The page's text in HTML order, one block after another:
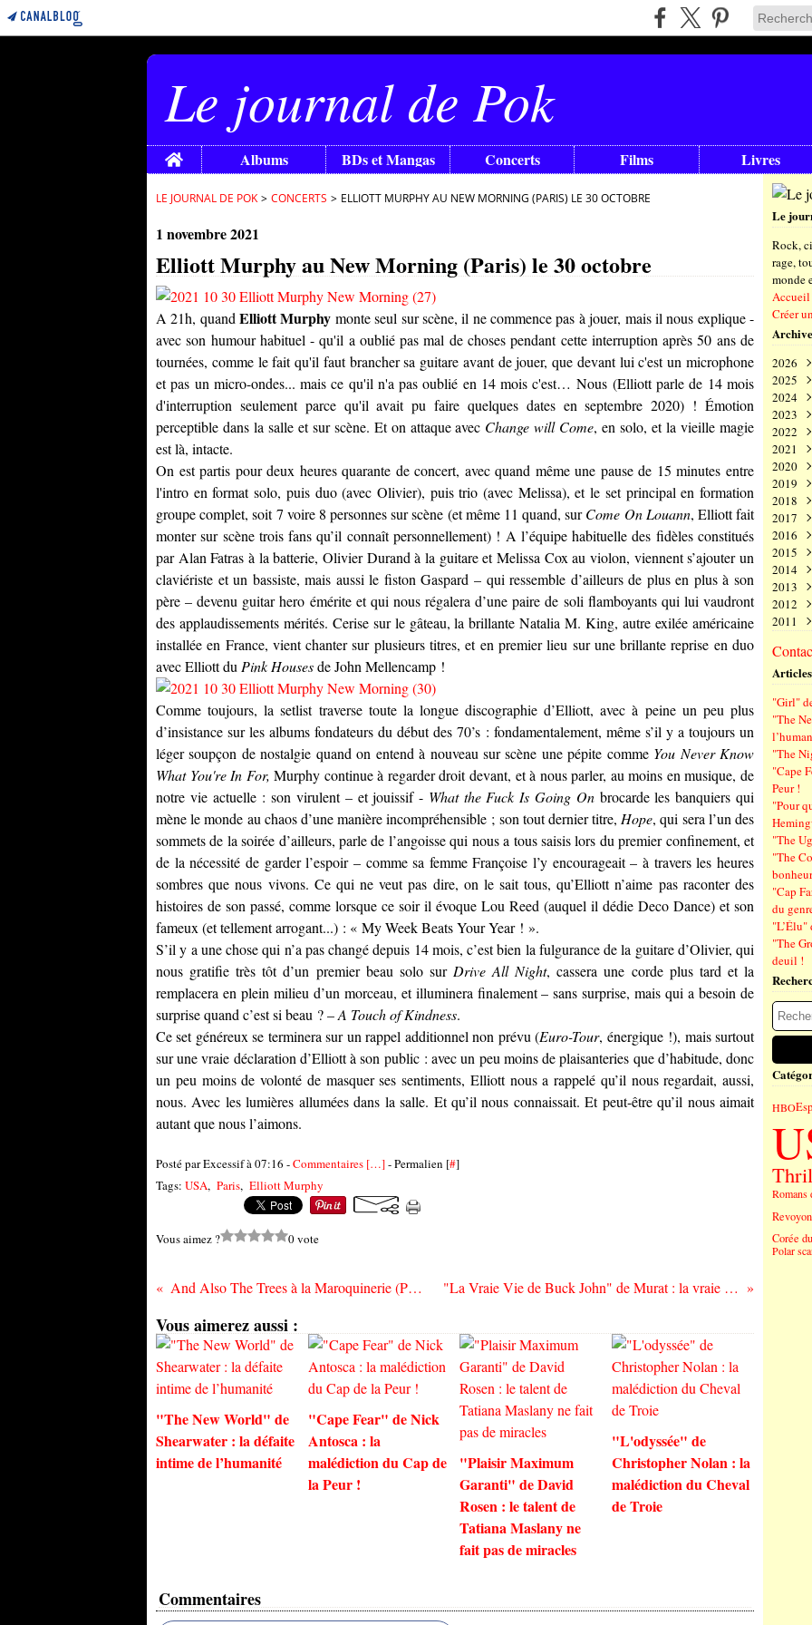
Le journal de Pok
Home Albums BDs et Mangas Concerts Films Livres
LE JOURNAL DE POK > CONCERTS > ELLIOTT MURPHY AU NEW MORNING (PARIS) LE 30 OCTOBRE
1 novembre 2021
Elliott Murphy au New Morning (Paris) le 30 octobre
A 21h, quandElliott Murphy monte seul sur scène, il ne commence pas à jouer, mais il nous explique -
avec son humour habituel - qu'il a oublié pas mal de choses pendant cette interruption après 50 ans de
tournées, comme le fait qu'il faut brancher sa guitare avant de jouer, que devant lui c'est un microphone
et pas un micro-ondes... mais ce qu'il n'a pas oublié en 14 mois c'est… Nous (Elliott parle de 14 mois
d'interruption seulement parce qu'il avait pu faire quelques dates en septembre 2020) ! Émotion
perceptible dans la salle et sur scène. Et on attaque avec Change will Come, en solo, et la vieille magie
est là, intacte.
On est partis pour deux heures quarante de concert, avec quand même une pause de 15 minutes entre
l'intro en format solo, puis duo (avec Olivier), puis trio (avec Melissa), et le set principal en formation
groupe complet, soit 7 voire 8 personnes sur scène (et même 11 quand, surCome On Louann, Elliott fait
monter sur scène trois fans qu’il connaît personnellement) ! A l’équipe habituelle des fidèles constitués
par Alan Fatras à la batterie, Olivier Durand à la guitare et Melissa Cox au violon, viennent s’ajouter un
claviériste et un bassiste, mais aussi le fiston Gaspard – qui ressemble d’ailleurs de plus en plus à son
père – devenu guitar hero émérite et qui nous régalera d’une paire de soli flamboyants qui lui vaudront
des applaudissements mérités. Cerise sur le gâteau, la brillante Natalia M. King, autre exilée américaine
installée en France, vient chanter sur plusieurs titres, et en premier lieu sur une brillante reprise en duo
avec Elliott du Pink Housesde John Mellencamp !
Comme toujours, la setlist traverse toute la longue discographie d’Elliott, avec à peine un peu plus
d’insistance sur les albums fondateurs du début des 70’s : fondamentalement, même s’il y a toujours un
léger soupçon de nostalgie quand on entend à nouveau sur scène une pépite comme You Never Know
What You're In For,Murphy continue à regarder droit devant, et à nous parler, au moins en musique, de
notre vie actuelle : son virulent – et jouissif - What the Fuck Is Going Onbrocarde les banquiers qui
mène le monde au chaos d’une manière incompréhensible ; son tout dernier titre, Hope, qui sera l’un des
sommets de la soirée d’ailleurs, parle de l’angoisse qui nous a tous saisis lors du premier confinement, et
de la nécessité de garder l’espoir – comme sa femme Françoise l’y encourageait – à travers les heures
sombres que nous vivons. Ce qui ne veut pas dire, on le sait tous, qu’Elliott n’aime pas raconter des
histoires de son passé, comme lorsque ce soir il évoque Lou Reed (auquel il dédie Deco Dance) et son
fameux (et tellement arrogant...) : « My Week Beats Your Year ! ».
S’il y a une chose qui n’a pas changé depuis 14 mois, c’est bien la fulgurance de la guitare d’Olivier, qui
nous gratifie très tôt d’un premier beau solo sur Drive All Night, cassera une corde plus tard et la
remplacera en plein milieu d’un morceau, et illuminera finalement – sans surprise, mais qui a besoin de
surprise quand c’est si beau ? –A Touch of Kindness.
Ce set généreux se terminera sur un rappel additionnel non prévu (Euro-Tour, énergique !), mais surtout
sur une vraie déclaration d’Elliott à son public : avec un peu moins de plaisanteries que d’habitude, donc
un peu moins de volonté de masquer ses sentiments, Elliott nous a rappelé qu’il nous regardait, aussi,
nous. Avec les lumières allumées dans la salle. Et qu’il nous connaissait. Et peut-être qu’il nous aimait
autant que nous l’aimons.
Posté par Excessif à 07:16 -Commentaires […]- Permalien [#]
Tags: USA, Paris, Elliott Murphy
Vous aimez ? 0 vote
And Also The Trees à la Maroquinerie (Paris) le vendredi 29 octobre "La Vraie Vie de Buck John" de Murat : la vraie vie de Jean-Louis Bergeaud ?
Vous aimerez aussi :
"The New World" de
Shearwater : la défaite
intime de l’humanité
"Cape Fear" de Nick
Antosca : la
malédiction du Cap de
la Peur !
"Plaisir Maximum
Garanti" de David
Rosen : le talent de
Tatiana Maslany ne
fait pas de miracles
"L'odyssée" de
Christopher Nolan : la
malédiction du Cheval
de Troie
Commentaires
Le
Rock,
rage,
monde
Créer
2026
Août
Juillet
Juin
Mai
Avril
Mars
2025
Août
Juillet
Juin
Mai
Avril
Mars
2024
Août
Juillet
Juin
Mai
Avril
Mars
2023
Août
Juillet
Juin
Mai
Avril
Mars
2022
Août
Juillet
Juin
Mai
Avril
Mars
2021
Août
Juillet
Juin
Mai
Avril
Mars
2020
Août
Juillet
Juin
Mai
Avril
2019
Août
Juillet
Juin
Mai
2018
Août
Juillet
Juin
Mars
2017
Août
Juillet
Mai
Avril
2016
Août
Juin
Mai
2015
Juin
Mai
2014
Juin
Mai
2013
Août
Juin
Mai
2012
Juin
Mai
2011
"Girl"
"The
"The
"Cape
Peur !
"Pour
"The
"The
bonheur
"Cap
du
"L’Élu"
"The
deuil !
HBO
Romans
Corée
Polar